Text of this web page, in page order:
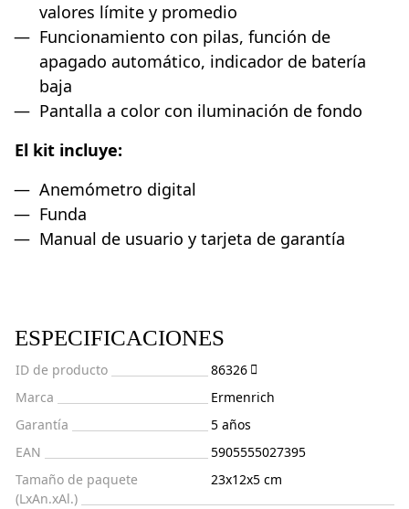
valores límite y promedio
Funcionamiento con pilas, función de
apagado automático, indicador de batería
baja
Pantalla a color con iluminación de fondo
El kit incluye:
Anemómetro digital
Funda
Manual de usuario y tarjeta de garantía
ESPECIFICACIONES
ID de producto
86326
Marca
Ermenrich
Garantía
5 años
EAN
5905555027395
Tamaño de paquete
(LxAn.xAl.)
23x12x5 cm